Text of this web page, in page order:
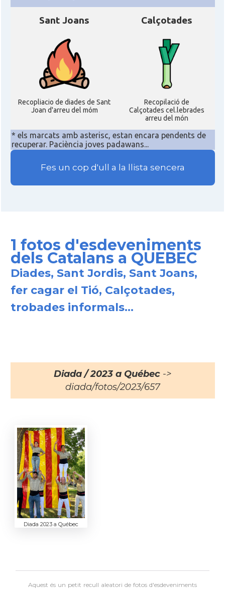
Sant Joans
Recopliacio de diades de Sant
Joan d'arreu del móm
Calçotades
Recopilació de
Calçotades cel.lebrades
arreu del món
* els marcats amb asterisc, estan encara pendents de
recuperar. Paciència joves padawans...
Fes un cop d'ull a la llista sencera
1 fotos d'esdeveniments
dels Catalans a QUEBEC
Diades, Sant Jordis, Sant Joans,
fer cagar el Tió, Calçotades,
trobades informals...
Diada / 2023 a Québec ->
diada/fotos/2023/657
Diada 2023 a Québec
Aquest és un petit recull aleatori defotos d'esdeveniments